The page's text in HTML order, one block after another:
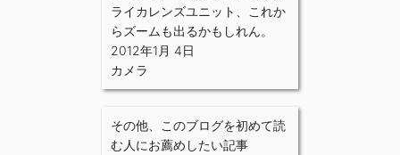
ライカレンズユニット、これか
らズームも出るかもしれん。
2012年1月 4日
カメラ
その他、このブログを初めて読
む人にお薦めしたい記事